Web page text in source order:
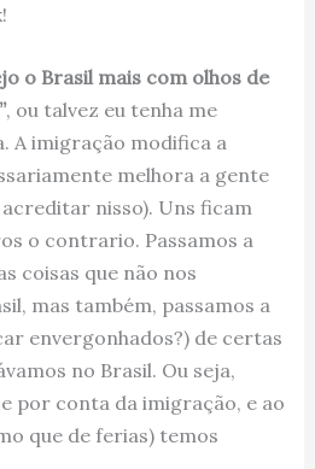
o Brasil mais com olhos de
, ou talvez eu tenha me
A imigração modifica a
melhora a gente
nisso). Uns ficam
o contrario. Passamos a
coisas que não nos
mas também, passamos a
envergonhados?) de certas
no Brasil. Ou seja,
por conta da imigração, e ao
que de ferias) temos